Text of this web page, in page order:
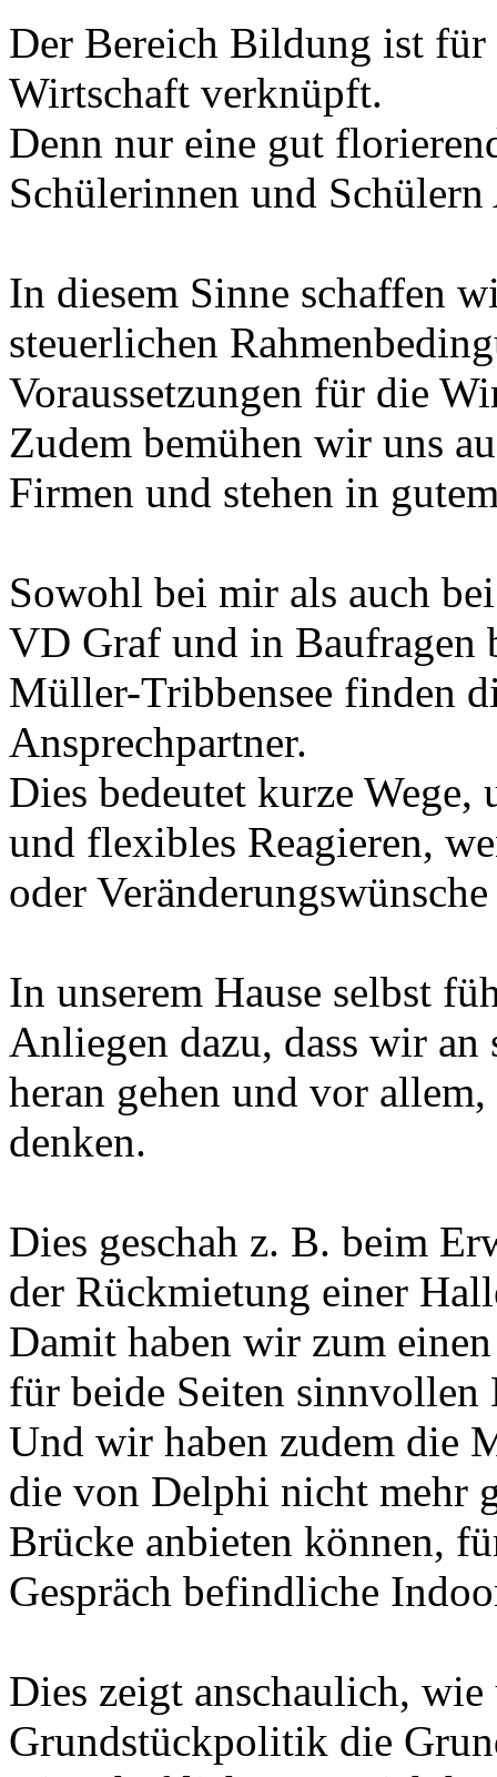
Der Bereich Bildung ist
Wirtschaft verknüpft.
Denn nur eine gut
Schülerinnen und
In diesem Sinne schaffen
steuerlichen
Voraussetzungen für die
Zudem bemühen wir uns
Firmen und stehen in
Sowohl bei mir als auch
VD Graf und in Baufragen
Müller-Tribbensee finden
Ansprechpartner.
Dies bedeutet kurze
und flexibles Reagieren,
oder
In unserem Hause selbst
Anliegen dazu, dass wir
heran gehen und vor
denken.
Dies geschah z. B. beim
der Rückmietung einer
Damit haben wir zum
für beide Seiten sinnvollen
Und wir haben zudem die
die von Delphi nicht mehr
Brücke anbieten können,
Gespräch befindliche
Dies zeigt anschaulich, wie
Grundstückpolitik die